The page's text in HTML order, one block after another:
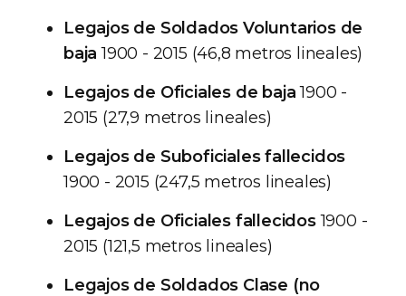
Legajos de Soldados Voluntarios de
baja 1900 - 2015 (46,8 metros lineales)
Legajos de Oficiales de baja1900 -
2015 (27,9 metros lineales)
Legajos de Suboficiales fallecidos
1900 - 2015 (247,5 metros lineales)
Legajos de Oficiales fallecidos1900 -
2015 (121,5 metros lineales)
Legajos de Soldados Clase (no